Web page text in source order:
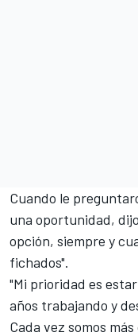
Cuando le
una oportunidad,
opción, siempre y
fichados".
"Mi prioridad es
años trabajando y
Cada vez somos